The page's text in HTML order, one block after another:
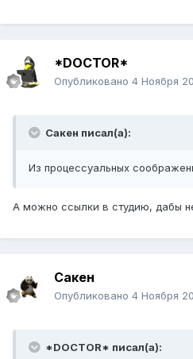
*DOCTOR*
Опубликовано 4 Ноября
Сакен писал(а):
Из процессуальных
А можно ссылки в студию, дабы
Сакен
Опубликовано 4 Ноября
*DOCTOR* писал(а):